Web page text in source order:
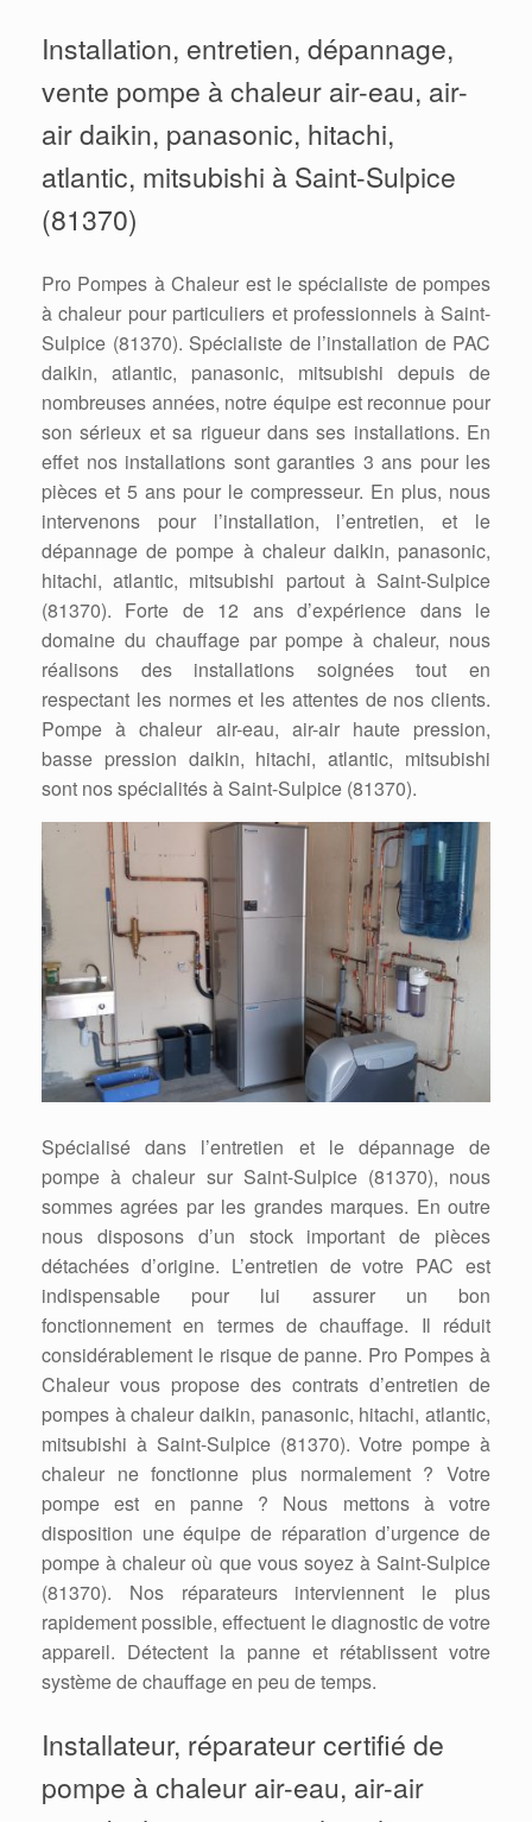
Installation, entretien, dépannage,
vente pompe à chaleur air-eau, air-
air daikin, panasonic, hitachi,
atlantic, mitsubishi à Saint-Sulpice
(81370)
Pro Pompes à Chaleur est le spécialiste de pompes
à chaleur pour particuliers et professionnels à Saint-
Sulpice (81370). Spécialiste de l’installation de PAC
daikin, atlantic, panasonic, mitsubishi depuis de
nombreuses années, notre équipe est reconnue pour
son sérieux et sa rigueur dans ses installations. En
effet nos installations sont garanties 3 ans pour les
pièces et 5 ans pour le compresseur. En plus, nous
intervenons pour l’installation, l’entretien, et le
dépannage de pompe à chaleur daikin, panasonic,
hitachi, atlantic, mitsubishi partout à Saint-Sulpice
(81370). Forte de 12 ans d’expérience dans le
domaine du chauffage par pompe à chaleur, nous
réalisons des installations soignées tout en
respectant les normes et les attentes de nos clients.
Pompe à chaleur air-eau, air-air haute pression,
basse pression daikin, hitachi, atlantic, mitsubishi
sont nos spécialités à Saint-Sulpice (81370).
Spécialisé dans l’entretien et le dépannage de
pompe à chaleur sur Saint-Sulpice (81370), nous
sommes agrées par les grandes marques. En outre
nous disposons d’un stock important de pièces
détachées d’origine. L’entretien de votre PAC est
indispensable pour lui assurer un bon
fonctionnement en termes de chauffage. Il réduit
considérablement le risque de panne. Pro Pompes à
Chaleur vous propose des contrats d’entretien de
pompes à chaleur daikin, panasonic, hitachi, atlantic,
mitsubishi à Saint-Sulpice (81370). Votre pompe à
chaleur ne fonctionne plus normalement ? Votre
pompe est en panne ? Nous mettons à votre
disposition une équipe de réparation d’urgence de
pompe à chaleur où que vous soyez à Saint-Sulpice
(81370). Nos réparateurs interviennent le plus
rapidement possible, effectuent le diagnostic de votre
appareil. Détectent la panne et rétablissent votre
système de chauffage en peu de temps.
Installateur, réparateur certifié de
pompe à chaleur air-eau, air-air